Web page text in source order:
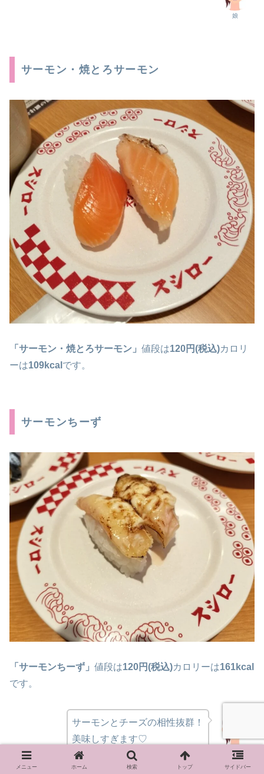
娘
サーモン・焼とろサーモン
「サーモン・焼とろサーモン」 値段は120円(税込)カロリ
ーは109kcal です。
サーモンちーず
「サーモンちーず」 値段は120円(税込)カロリーは161kcal
です。
娘
サーモンとチーズの相性抜群！
美味しすぎます♡
メニュー ホーム 検索 トップ サイドバー